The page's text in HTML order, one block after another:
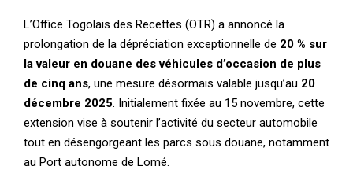
L’Office Togolais des Recettes (OTR) a annoncé la
prolongation de la dépréciation exceptionnelle de 20 % sur
la valeur en douane des véhicules d’occasion de plus
de cinq ans, une mesure désormais valable jusqu’au 20
décembre 2025 . Initialement fixée au 15 novembre, cette
extension vise à soutenir l’activité du secteur automobile
tout en désengorgeant les parcs sous douane, notamment
au Port autonome de Lomé.